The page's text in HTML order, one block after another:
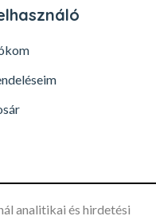
analitikai és hirdetési